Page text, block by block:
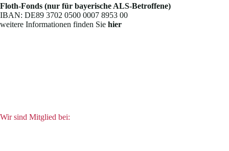
Floth-Fonds (nur für bayerische ALS-Betroffene)
IBAN: DE89 3702 0500 0007 8953 00
weitere Informationen finden Sie hier
Wir sind Mitglied bei: